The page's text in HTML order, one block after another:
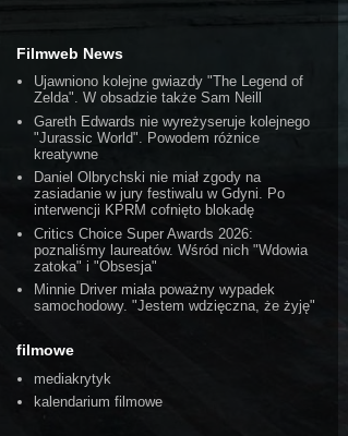
Filmweb News
Ujawniono kolejne gwiazdy "The Legend of
Zelda". W obsadzie także Sam Neill
Gareth Edwards nie wyreżyseruje kolejnego
"Jurassic World". Powodem różnice
kreatywne
Daniel Olbrychski nie miał zgody na
zasiadanie w jury festiwalu w Gdyni. Po
interwencji KPRM cofnięto blokadę
Critics Choice Super Awards 2026:
poznaliśmy laureatów. Wśród nich "Wdowia
zatoka" i "Obsesja"
Minnie Driver miała poważny wypadek
samochodowy. "Jestem wdzięczna, że żyję"
filmowe
mediakrytyk
kalendarium filmowe